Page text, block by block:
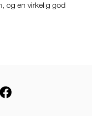
og en virkelig god